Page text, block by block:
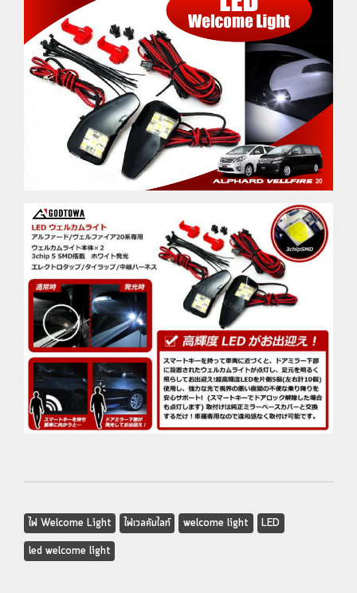
ไฟ Welcome Light ไฟเวลคัมไลท์ welcome light
LED
led welcome light